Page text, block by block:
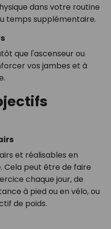
dans votre routine
temps supplémentaire.
que l'ascenseur ou
vos jambes et à
et réalisables en
Cela peut être de faire
chaque jour, de
à pied ou en vélo, ou
de poids.